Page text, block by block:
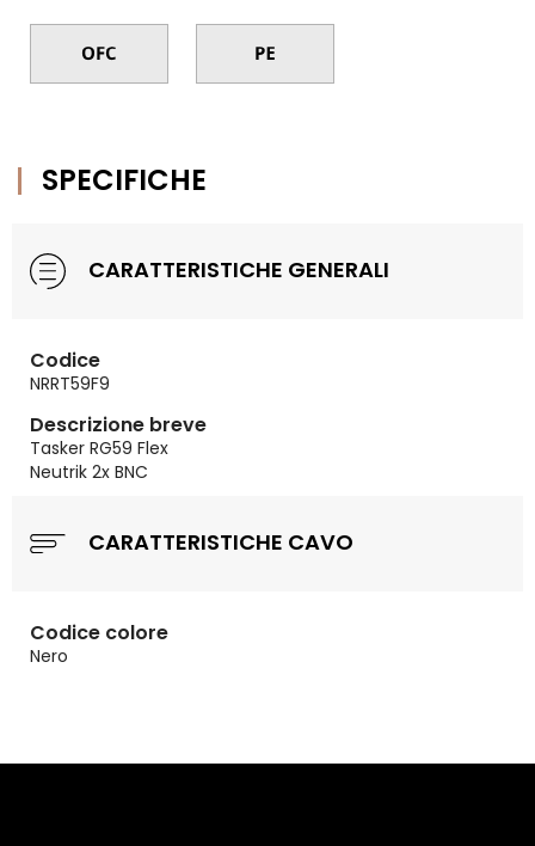
SPECIFICHE
CARATTERISTICHE GENERALI
Codice
NRRT59F9
Descrizione breve
Tasker RG59 Flex
Neutrik 2x BNC
CARATTERISTICHE CAVO
Codice colore
Nero